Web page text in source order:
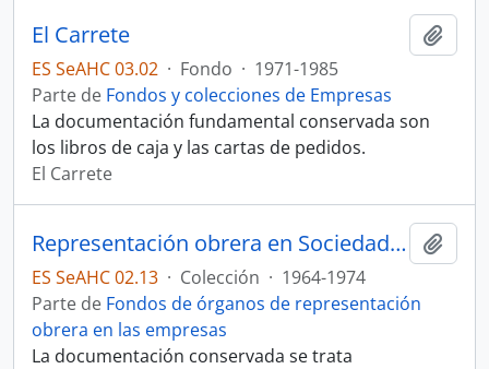
El Carrete
ES SeAHC 03.02 · Fondo · 1971-1985
Parte de Fondos y colecciones de Empresas
La documentación fundamental conservada son
los libros de caja y las cartas de pedidos.
El Carrete
Representación obrera en Sociedad Anónima de Construcción Agrícola (SACA)
ES SeAHC 02.13 · Colección · 1964-1974
Parte de Fondos de órganos de representación
obrera en las empresas
La documentación conservada se trata